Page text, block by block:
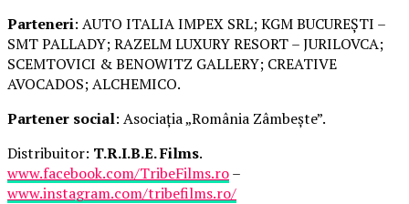
Parteneri: AUTO ITALIA IMPEX SRL; KGM BUCUREȘTI –
SMT PALLADY; RAZELM LUXURY RESORT – JURILOVCA;
SCEMTOVICI & BENOWITZ GALLERY; CREATIVE
AVOCADOS; ALCHEMICO.
Partener social: Asociația „România Zâmbește”.
Distribuitor: T.R.I.B.E. Films.
www.facebook.com/TribeFilms.ro–
www.instagram.com/tribefilms.ro/